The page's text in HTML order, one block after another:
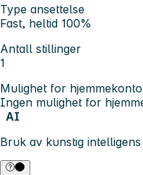
Type ansettelse
Fast, heltid 100%
Antall stillinger
1
Mulighet for
Ingen mulighet for
AI
Bruk av kunstig intelligens